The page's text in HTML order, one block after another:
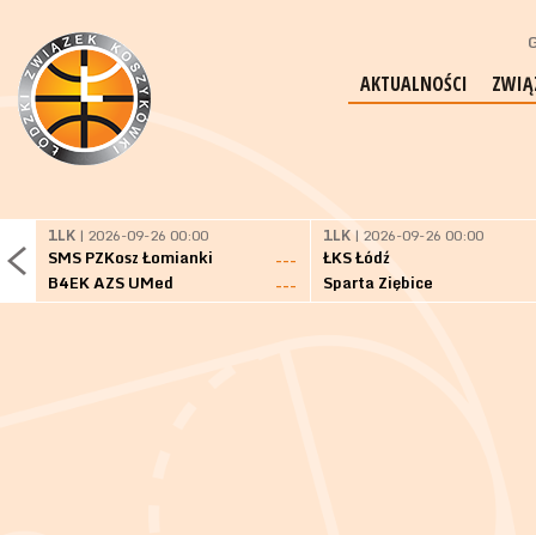
AKTUALNOŚCI
1LK | 2026-09-26 00:00
SMS PZKosz Łomianki
---
B4EK AZS UMed
---
1LK | 2026-09-26 00:00
ŁKS Łódź
Sparta Ziębice